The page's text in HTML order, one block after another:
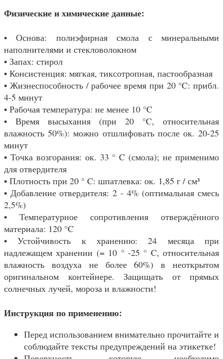
Физические и химические данные:
• Основа: полиэфирная смола с минеральными
наполнителями и стекловолокном
• Запах: стирол
• Консистенция: мягкая, тиксотропная, пастообразная
• Жизнеспособность / рабочее время при 20 °C: прибл.
4-5 минут
• Рабочая температура: не менее 10 °C
• Время высыхания (при 20 °C, относительная
влажность 50%): можно отшлифовать после ок. 20-25
минут
• Точка возгорания: ок. 33 ° C (смола); не применимо
для отвердителя
• Плотность при 20 ° C: шпатлевка: ок. 1,85 г / см³
• Добавление отвердителя: 2 - 4% (оптимальная смесь
2,5%)
• Температурное сопротивления отверждённого
материала: 120 °C
• Устойчивость к хранению: 24 месяца при
надлежащем хранении (= 10 ° -25 ° C, относительная
влажность воздуха не более 60%) в неоткрытом
оригинальном контейнере. Защищать от прямых
солнечных лучей, мороза и влажности!
Инструкция по применению:
Перед использованием внимательно прочитайте и
соблюдайте тексты предупреждений на этикетке!